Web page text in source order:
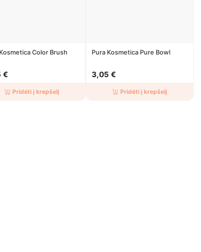
Color Brush
€
Pridėti į krepšelį
Pura Kosmetica Pure Bowl
3,05 €
Pridėti į krepšelį